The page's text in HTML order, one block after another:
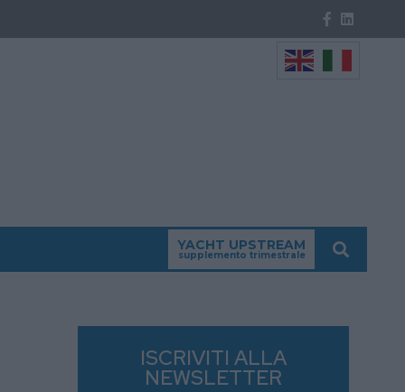
YACHT UPSTREAM
supplemento trimestrale
ISCRIVITI ALLA
NEWSLETTER